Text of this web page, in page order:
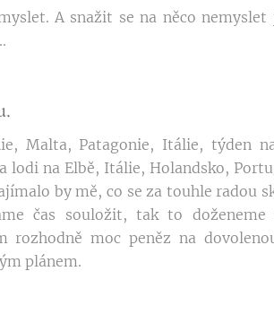
A snažit se na něco
Malta, Patagonie, Itálie, týden
lodi na Elbě, Itálie, Holandsko,
by mě, co se za touhle radou
čas souložit, tak to
rozhodně moc peněz na
plánem.